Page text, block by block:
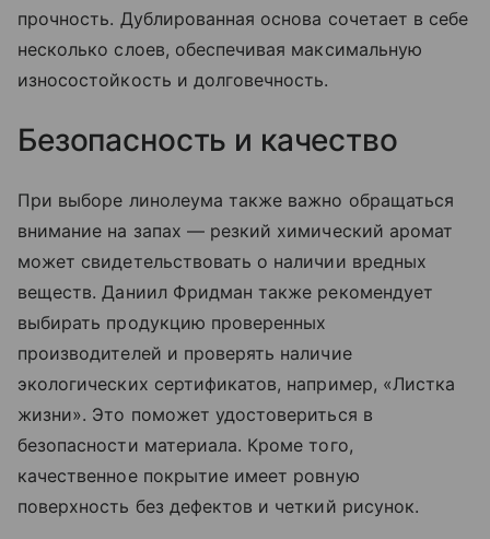
прочность. Дублированная основа сочетает в себе
несколько слоев, обеспечивая максимальную
износостойкость и долговечность.
Безопасность и качество
При выборе линолеума также важно обращаться
внимание на запах — резкий химический аромат
может свидетельствовать о наличии вредных
веществ. Даниил Фридман также рекомендует
выбирать продукцию проверенных
производителей и проверять наличие
экологических сертификатов, например, «Листка
жизни». Это поможет удостовериться в
безопасности материала. Кроме того,
качественное покрытие имеет ровную
поверхность без дефектов и четкий рисунок.